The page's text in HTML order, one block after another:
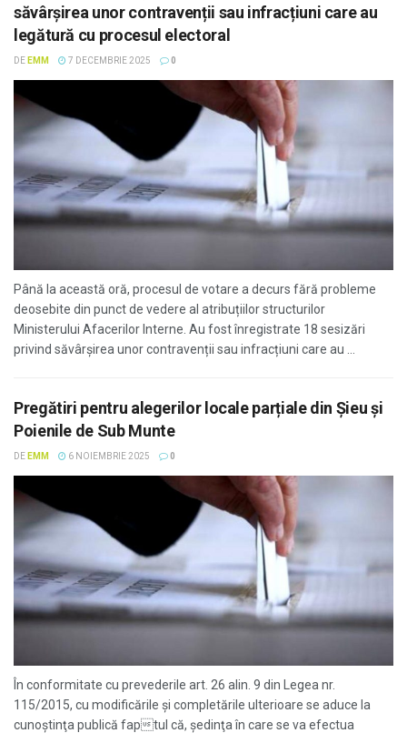
săvârșirea unor contravenții sau infracțiuni care au
legătură cu procesul electoral
DE EMM 7 DECEMBRIE 2025 0
Până la această oră, procesul de votare a decurs fără probleme
deosebite din punct de vedere al atribuțiilor structurilor
Ministerului Afacerilor Interne. Au fost înregistrate 18 sesizări
privind săvârșirea unor contravenții sau infracțiuni care au ...
Pregătiri pentru alegerilor locale parțiale din Șieu și
Poienile de Sub Munte
DE EMM 6 NOIEMBRIE 2025 0
În conformitate cu prevederile art. 26 alin. 9 din Legea nr.
115/2015, cu modificările şi completările ulterioare se aduce la
cunoştinţa publică faptul că, şedinţa în care se va efectua